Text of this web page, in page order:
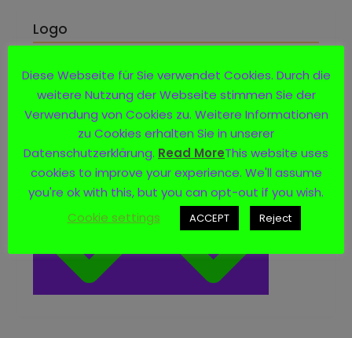
Logo
Diese Webseite für Sie verwendet Cookies. Durch die
weitere Nutzung der Webseite stimmen Sie der
Verwendung von Cookies zu. Weitere Informationen
zu Cookies erhalten Sie in unserer
Datenschutzerklärung. Read MoreThis website uses
cookies to improve your experience. We'll assume
you're ok with this, but you can opt-out if you wish.
Cookie settings
ACCEPT Reject